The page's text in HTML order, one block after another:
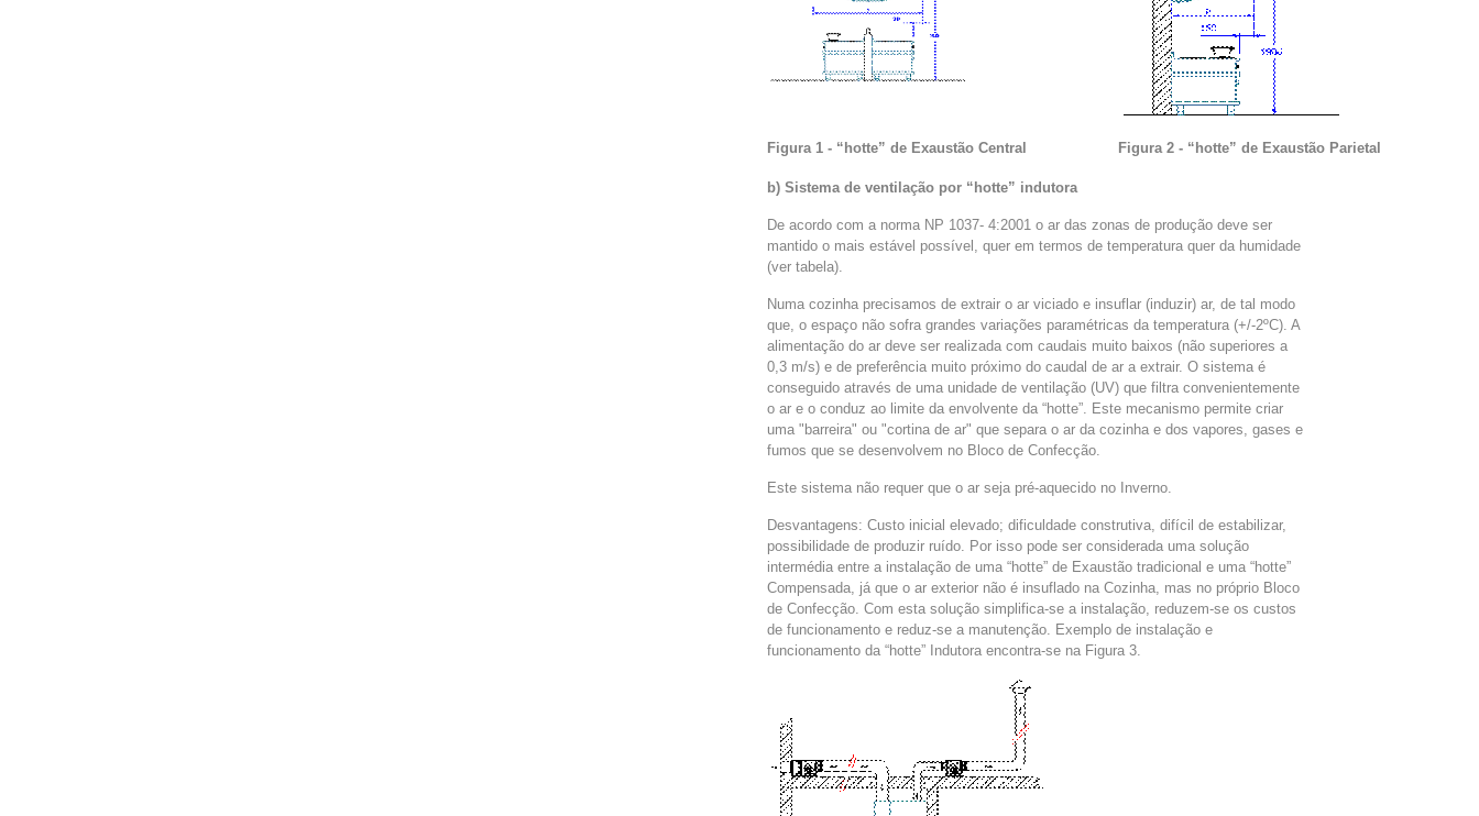
Figura 1 - “hotte” de Exaustão Central Figura 2 - “hotte” de Exaustão Parietal
b) Sistema de ventilação por “hotte” indutora
De acordo com a norma NP 1037- 4:2001 o ar das zonas de produção deve ser
mantido o mais estável possível, quer em termos de temperatura quer da humidade
(ver tabela).
Numa cozinha precisamos de extrair o ar viciado e insuflar (induzir) ar, de tal modo
que, o espaço não sofra grandes variações paramétricas da temperatura (+/-2ºC). A
alimentação do ar deve ser realizada com caudais muito baixos (não superiores a
0,3 m/s) e de preferência muito próximo do caudal de ar a extrair. O sistema é
conseguido através de uma unidade de ventilação (UV) que filtra convenientemente
o ar e o conduz ao limite da envolvente da “hotte”. Este mecanismo permite criar
uma "barreira" ou "cortina de ar" que separa o ar da cozinha e dos vapores, gases e
fumos que se desenvolvem no Bloco de Confecção.
Este sistema não requer que o ar seja pré-aquecido no Inverno.
Desvantagens: Custo inicial elevado; dificuldade construtiva, difícil de estabilizar,
possibilidade de produzir ruído. Por isso pode ser considerada uma solução
intermédia entre a instalação de uma “hotte” de Exaustão tradicional e uma “hotte”
Compensada, já que o ar exterior não é insuflado na Cozinha, mas no próprio Bloco
de Confecção. Com esta solução simplifica-se a instalação, reduzem-se os custos
de funcionamento e reduz-se a manutenção. Exemplo de instalação e
funcionamento da “hotte” Indutora encontra-se na Figura 3.